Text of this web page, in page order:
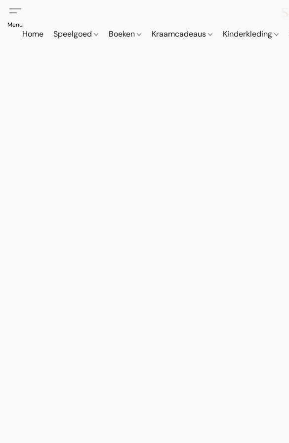
Home Speelgoed Boeken Kraamcadeaus Kinderkleding